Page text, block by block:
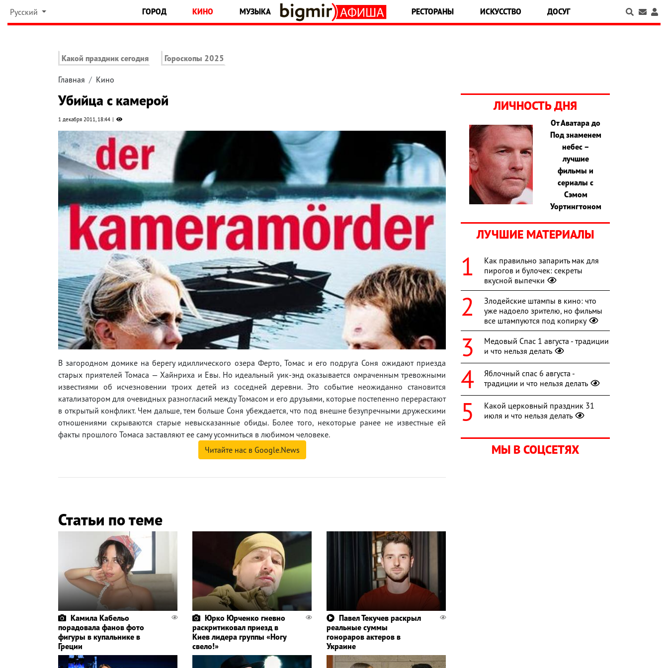
Русский ГОРОД КИНО МУЗЫКА РЕСТОРАНЫ ИСКУССТВО ДОСУГ
Какой праздник сегодня Гороскопы 2025
Главная Кино
Убийца с камерой
1 декабря 2011, 18:44
В загородном домике на берегу идиллического озера Ферто, Томас и его подруга Соня ожидают приезда
старых приятелей Томаса — Хайнриха и Евы. Но идеальный уик-энд оказывается омраченным тревожными
известиями об исчезновении троих детей из соседней деревни. Это событие неожиданно становится
катализатором для очевидных разногласий между Томасом и его друзьями, которые постепенно перерастают
в открытый конфликт. Чем дальше, тем больше Соня убеждается, что под внешне безупречными дружескими
отношениями скрываются старые невысказанные обиды. Более того, некоторые ранее не известные ей
факты прошлого Томаса заставляют ее саму усомниться в любимом человеке.
Читайте нас в Google.News
Статьи по теме
Камила Кабельо
порадовала фанов фото
фигуры в купальнике в
Греции
Юрко Юрченко гневно
раскритиковал приезд в
Киев лидера группы «Ногу
свело!»
Павел Текучев раскрыл
реальные суммы
гонораров актеров в
Украине
ЛИЧНОСТЬ ДНЯ
От Аватара до
Под знаменем
небес –
лучшие
фильмы и
сериалы с
Сэмом
Уортингтоном
ЛУЧШИЕ МАТЕРИАЛЫ
Как правильно запарить мак для
пирогов и булочек: секреты
вкусной выпечки
Злодейские штампы в кино: что
уже надоело зрителю, но фильмы
все штампуются под копирку
Медовый Спас 1 августа - традиции
и что нельзя делать
Яблочный спас 6 августа -
традиции и что нельзя делать
Какой церковный праздник 31
июля и что нельзя делать
МЫ В СОЦСЕТЯХ